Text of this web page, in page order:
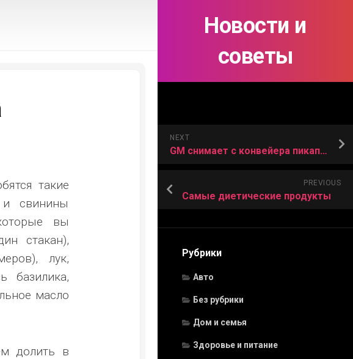
Новости и
советы
NEXT
GM снимает с конвейера пикап Chevrolet Avalanche
PREVIOUS
Самые диетические продукты
Рубрики
Авто
Без рубрики
Дом и семья
Здоровье и питание
такие
свинины
вы
стакан),
лук,
базилика,
масло
долить в